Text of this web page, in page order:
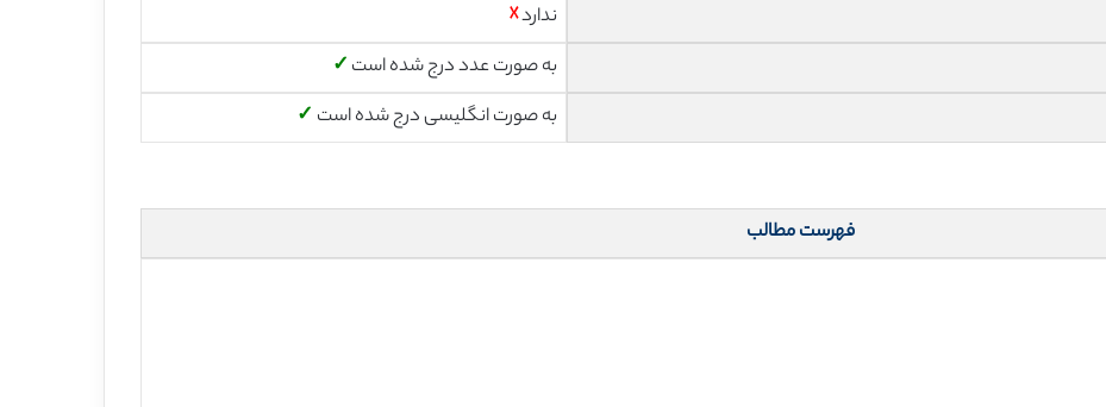
ندارد☓
به صورت عدد درج شده است ✓
به صورت انگلیسی درج شده است ✓
فهرست مطالب